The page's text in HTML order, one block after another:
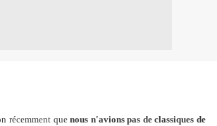
récemment quenous n'avions pas de classiques de